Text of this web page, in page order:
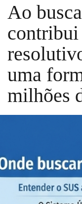
Ao
contribui
uma
milhões